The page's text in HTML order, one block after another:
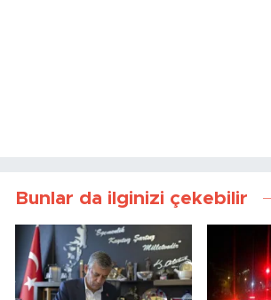
Bunlar da ilginizi çekebilir